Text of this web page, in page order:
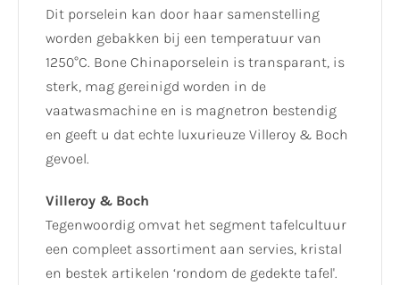
Dit porselein kan door haar samenstelling
worden gebakken bij een temperatuur van
1250°C. Bone Chinaporselein is transparant, is
sterk, mag gereinigd worden in de
vaatwasmachine en is magnetron bestendig
en geeft u dat echte luxurieuze Villeroy & Boch
gevoel.
Villeroy & Boch
Tegenwoordig omvat het segment tafelcultuur
een compleet assortiment aan servies, kristal
en bestek artikelen ‘rondom de gedekte tafel'.